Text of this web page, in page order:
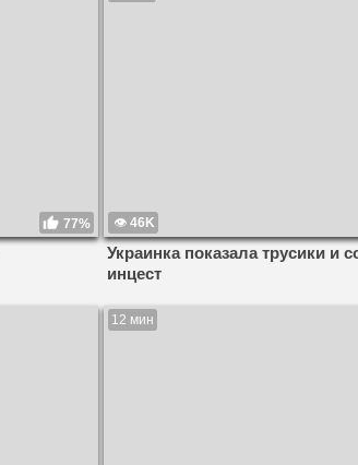
77% 46K
Украинка показала трусики и
инцест
12 мин